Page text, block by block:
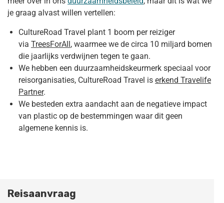
je graag alvast willen vertellen:
CultureRoad Travel plant 1 boom per reiziger
via TreesForAll, waarmee we de circa 10 miljard bomen
die jaarlijks verdwijnen tegen te gaan.
We hebben een duurzaamheidskeurmerk speciaal voor
reisorganisaties, CultureRoad Travel is erkend Travelife
Partner.
We besteden extra aandacht aan de negatieve impact
van plastic op de bestemmingen waar dit geen
algemene kennis is.
Reisaanvraag